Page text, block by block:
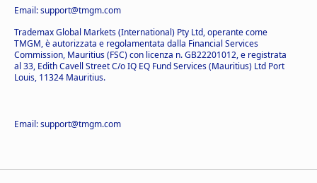
Email: support@tmgm.com
Trademax Global Markets (International) Pty Ltd, operante come
TMGM, è autorizzata e regolamentata dalla Financial Services
Commission, Mauritius (FSC) con licenza n. GB22201012, e registrata
al 33, Edith Cavell Street C/o IQ EQ Fund Services (Mauritius) Ltd Port
Louis, 11324 Mauritius.
Email: support@tmgm.com